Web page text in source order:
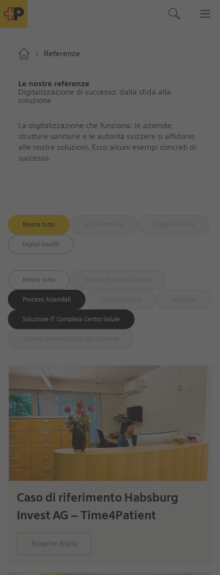
Referenze
Le nostre referenze
Digitalizzazione di successo: dalla sfida alla
soluzione
La digitalizzazione che funziona: le aziende,
strutture sanitarie e le autorità svizzere si affidano
alle nostre soluzioni. Ecco alcuni esempi concreti di
successo.
Mostra tutto
Digital Health
Mostra tutto
Processi Aziendali
Soluzione IT Completa Centro Salute
Caso di riferimento Habsburg
Invest AG – Time4Patient
Scoprire di più